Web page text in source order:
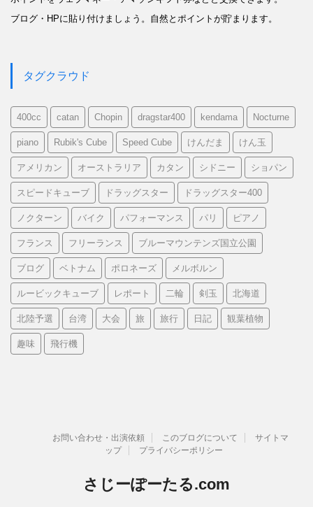
ブログ・HPに貼り付けましょう。自然とポイントが貯まります。
タグクラウド
400cc catan Chopin dragstar400 kendama Nocturne
piano Rubik's Cube Speed Cube けんだま けん玉
アメリカン オーストラリア カタン シドニー ショパン
スピードキューブ ドラッグスター ドラッグスター400
ノクターン バイク パフォーマンス パリ ピアノ
フランス フリーランス ブルーマウンテンズ国立公園
ブログ ベトナム ポロネーズ メルボルン
ルービックキューブ レポート 二輪 剣玉 北海道
北陸予選 台湾 大会 旅 旅行 日記 観葉植物
趣味 飛行機
お問い合わせ・出演依頼 このブログについて
サイトマ
ップ
プライバシーポリシー
さじーぽーたる.com